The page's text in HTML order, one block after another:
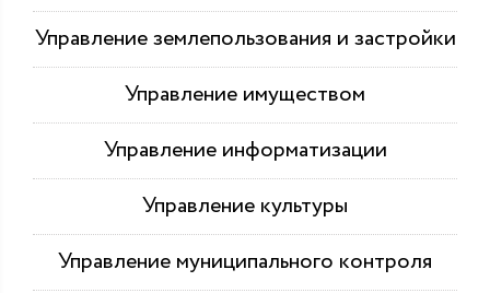
Управление землепользования и застройки
Управление имуществом
Управление информатизации
Управление культуры
Управление муниципального контроля